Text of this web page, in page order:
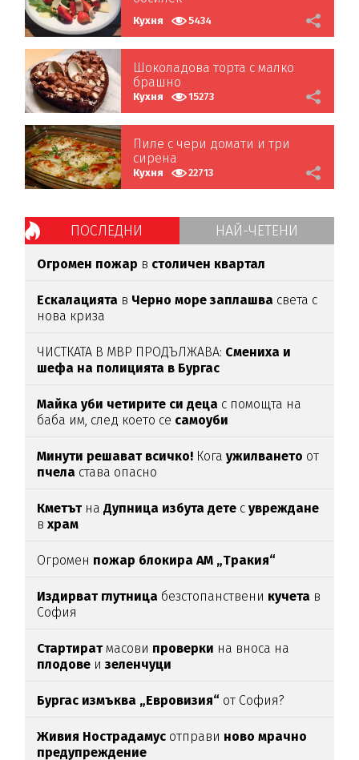
Кухня 5434
Шоколадова торта с малко
брашно
Кухня 15273
Пиле с чери домати и три
сирена
Кухня 22713
ПОСЛЕДНИ НАЙ-ЧЕТЕНИ
Огромен пожар в столичен квартал
Ескалацията в Черно море заплашва света с
нова криза
ЧИСТКАТА В МВР ПРОДЪЛЖАВА: Смениха и
шефа на полицията в Бургас
Майка уби четирите си деца с помощта на
баба им, след което се самоуби
Минути решават всичко! Когаужилването от
пчела става опасно
Кметът наДупница избута дете сувреждане
вхрам
Огромен пожар блокира АМ „Тракия“
Издирват глутница безстопанствени кучета в
София
Стартиратмасови проверки на вноса на
плодове и зеленчуци
Бургас измъква „Евровизия“ от София?
Живия Нострадамус отправи ново мрачно
предупреждение